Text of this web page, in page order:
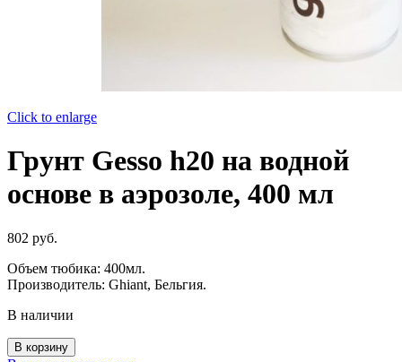
Click to enlarge
Грунт Gesso h20 на водной
основе в аэрозоле, 400 мл
802 руб.
Объем тюбика: 400мл.
Производитель: Ghiant, Бельгия.
В наличии
Количество
В корзину